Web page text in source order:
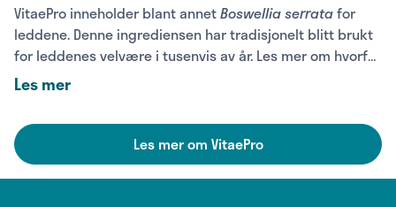
VitaePro inneholder blant annetBoswellia serratafor
leddene. Denne ingrediensen har tradisjonelt blitt brukt
for leddenes velvære i tusenvis av år. Les mer om hvorfor
dette planteekstraktet er så populært.
Les mer
Les mer om VitaePro